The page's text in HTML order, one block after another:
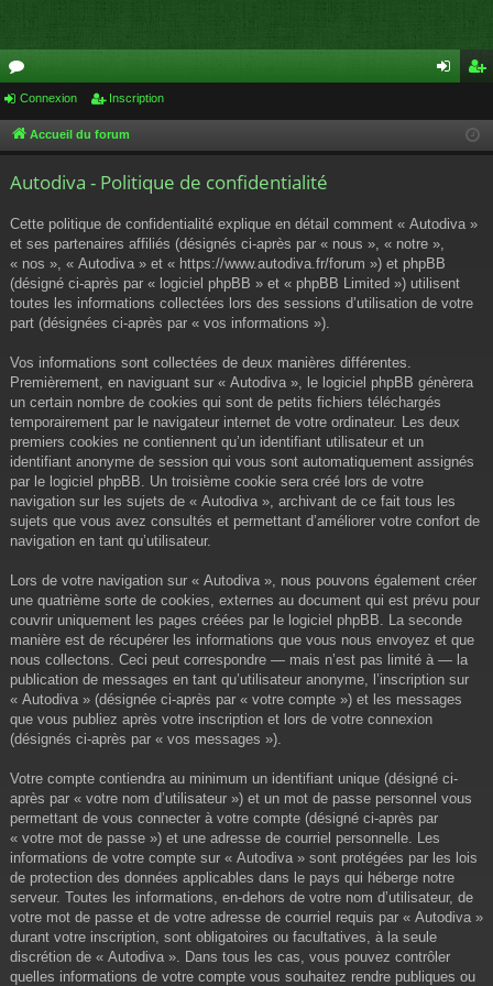
or
u cri
Connexion Inscription
Accueil du forum
Autodiva - Politique de confidentialité
Cette politique de confidentialité explique en détail comment « Autodiva »
et ses partenaires affiliés (désignés ci-après par « nous », « notre »,
« nos », « Autodiva » et « https://www.autodiva.fr/forum ») et phpBB
(désigné ci-après par « logiciel phpBB » et « phpBB Limited ») utilisent
toutes les informations collectées lors des sessions d’utilisation de votre
part (désignées ci-après par « vos informations »).
Vos informations sont collectées de deux manières différentes.
Premièrement, en naviguant sur « Autodiva », le logiciel phpBB génèrera
un certain nombre de cookies qui sont de petits fichiers téléchargés
temporairement par le navigateur internet de votre ordinateur. Les deux
premiers cookies ne contiennent qu’un identifiant utilisateur et un
identifiant anonyme de session qui vous sont automatiquement assignés
par le logiciel phpBB. Un troisième cookie sera créé lors de votre
navigation sur les sujets de « Autodiva », archivant de ce fait tous les
sujets que vous avez consultés et permettant d’améliorer votre confort de
navigation en tant qu’utilisateur.
Lors de votre navigation sur « Autodiva », nous pouvons également créer
une quatrième sorte de cookies, externes au document qui est prévu pour
couvrir uniquement les pages créées par le logiciel phpBB. La seconde
manière est de récupérer les informations que vous nous envoyez et que
nous collectons. Ceci peut correspondre — mais n’est pas limité à — la
publication de messages en tant qu’utilisateur anonyme, l’inscription sur
« Autodiva » (désignée ci-après par « votre compte ») et les messages
que vous publiez après votre inscription et lors de votre connexion
(désignés ci-après par « vos messages »).
Votre compte contiendra au minimum un identifiant unique (désigné ci-
après par « votre nom d’utilisateur ») et un mot de passe personnel vous
permettant de vous connecter à votre compte (désigné ci-après par
« votre mot de passe ») et une adresse de courriel personnelle. Les
informations de votre compte sur « Autodiva » sont protégées par les lois
de protection des données applicables dans le pays qui héberge notre
serveur. Toutes les informations, en-dehors de votre nom d’utilisateur, de
votre mot de passe et de votre adresse de courriel requis par « Autodiva »
durant votre inscription, sont obligatoires ou facultatives, à la seule
discrétion de « Autodiva ». Dans tous les cas, vous pouvez contrôler
quelles informations de votre compte vous souhaitez rendre publiques ou